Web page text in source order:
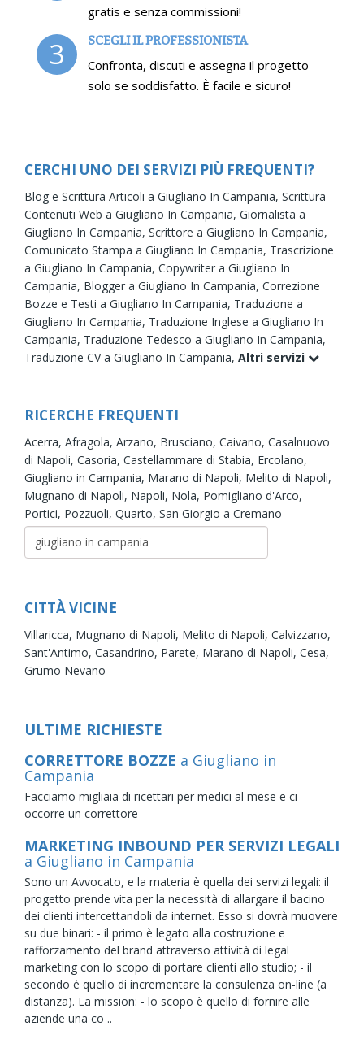
gratis e senza commissioni!
3 SCEGLI IL PROFESSIONISTA
Confronta, discuti e assegna il progetto
solo se soddisfatto. È facile e sicuro!
CERCHI UNO DEI SERVIZI PIÙ FREQUENTI?
Blog e Scrittura Articoli a Giugliano In Campania, Scrittura
Contenuti Web a Giugliano In Campania, Giornalista a
Giugliano In Campania, Scrittore a Giugliano In Campania,
Comunicato Stampa a Giugliano In Campania, Trascrizione
a Giugliano In Campania, Copywriter a Giugliano In
Campania, Blogger a Giugliano In Campania, Correzione
Bozze e Testi a Giugliano In Campania, Traduzione a
Giugliano In Campania, Traduzione Inglese a Giugliano In
Campania, Traduzione Tedesco a Giugliano In Campania,
Traduzione CV a Giugliano In Campania, Altri servizi
RICERCHE FREQUENTI
Acerra, Afragola, Arzano, Brusciano, Caivano, Casalnuovo
di Napoli, Casoria, Castellammare di Stabia, Ercolano,
Giugliano in Campania, Marano di Napoli, Melito di Napoli,
Mugnano di Napoli, Napoli, Nola, Pomigliano d'Arco,
Portici, Pozzuoli, Quarto, San Giorgio a Cremano
CITTÀ VICINE
Villaricca, Mugnano di Napoli, Melito di Napoli, Calvizzano,
Sant'Antimo, Casandrino, Parete, Marano di Napoli, Cesa,
Grumo Nevano
ULTIME RICHIESTE
CORRETTORE BOZZE a Giugliano in
Campania
Facciamo migliaia di ricettari per medici al mese e ci
occorre un correttore
MARKETING INBOUND PER SERVIZI LEGALI
a Giugliano in Campania
Sono un Avvocato, e la materia è quella dei servizi legali: il
progetto prende vita per la necessità di allargare il bacino
dei clienti intercettandoli da internet. Esso si dovrà muovere
su due binari: - il primo è legato alla costruzione e
rafforzamento del brand attraverso attività di legal
marketing con lo scopo di portare clienti allo studio; - il
secondo è quello di incrementare la consulenza on-line (a
distanza). La mission: - lo scopo è quello di fornire alle
aziende una co ..